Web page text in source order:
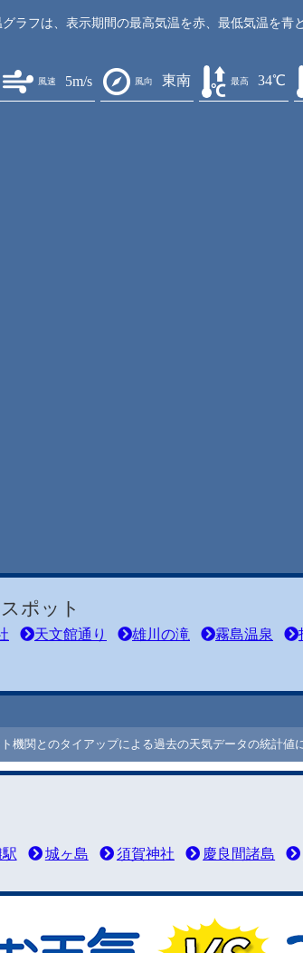
ラフは、表示期間の最高気温を赤、最低気温を青
風速 5m/s 風向 東南 最高 34℃
ポット
天文館通り 雄川の滝 霧島温泉
機関とのタイアップによる過去の天気データの統計値
城ヶ島 須賀神社 慶良間諸島